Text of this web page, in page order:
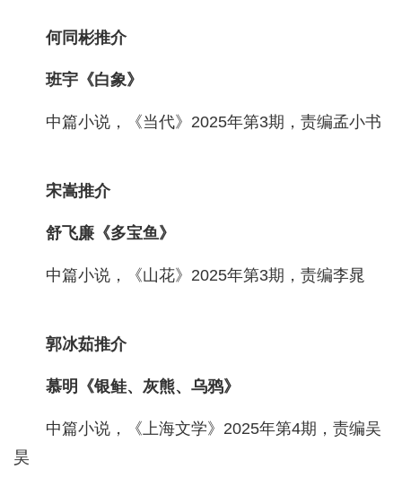
何同彬推介
班宇《白象》
中篇小说，《当代》2025年第3期，责编孟小书
宋嵩推介
舒飞廉《多宝鱼》
中篇小说，《山花》2025年第3期，责编李晁
郭冰茹推介
慕明《银鲑、灰熊、乌鸦》
中篇小说，《上海文学》2025年第4期，责编吴
昊